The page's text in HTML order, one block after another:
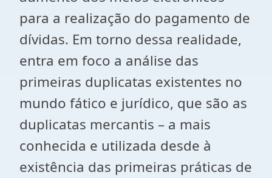
para a realização do pagamento de
dívidas. Em torno dessa realidade,
entra em foco a análise das
primeiras duplicatas existentes no
mundo fático e jurídico, que são as
duplicatas mercantis – a mais
conhecida e utilizada desde à
existência das primeiras práticas de